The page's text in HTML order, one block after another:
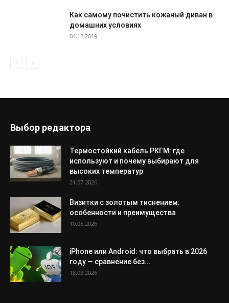
Как самому почистить кожаный диван в
домашних условиях
04.12.2019
Выбор редактора
Термостойкий кабель РКГМ: где
используют и почему выбирают для
высоких температур
21.07.2026
Визитки с золотым тиснением:
особенности и преимущества
10.05.2026
iPhone или Android: что выбрать в 2026
году — сравнение без...
18.03.2026